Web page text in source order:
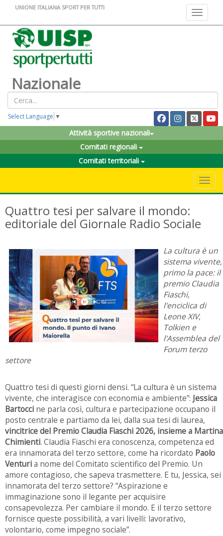
Toggle
UNIONE ITALIANA SPORT PER TUTTI
Nazionale
Select Language ▼
Attività sportive nazionali
Comitati regionali
Comitati territoriali
Quattro tesi per salvare il mondo:
editoriale del Giornale Radio Sociale
La cultura è un
sistema vivente,
primo la pace: il
premio Claudia
Fiaschi,
l'enciclica di
Leone XIV,
Tolkien e
l'Assemblea del
Forum terzo
settore
Quattro tesi di questi giorni densi. “La cultura è un sistema
vivente, che interagisce con economia e ambiente”: Jessica
Bartocci ne parla così, cultura e partecipazione occupano il
posto centrale e partiamo da lei, dalla sua tesi di laurea,
vincitrice del Premio Claudia Fiaschi 2026, insieme a Martina
Chimienti. Claudia Fiaschi era conoscenza, competenza ed
era innamorata del terzo settore, come ha ricordato Paolo
Venturia nome del Comitato scientifico del Premio. Un
amore contagioso, che sapeva trasmettere. E tu, Jessica, sei
innamorata del terzo settore? “Aspirazione e
immaginazione sono il legante per acquisire
consapevolezza. Per cambiare il mondo. E il terzo settore
fornisce queste possibilità, a vari livelli: lavorativo,
volontario, come impegno sociale”.